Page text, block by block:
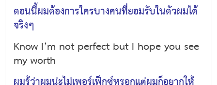
ตอนนี้ผมต้องการใครบางคนที่ยอมรับในตัวผมได้
จริงๆ
Know I’m not perfect but I hope you see
my worth